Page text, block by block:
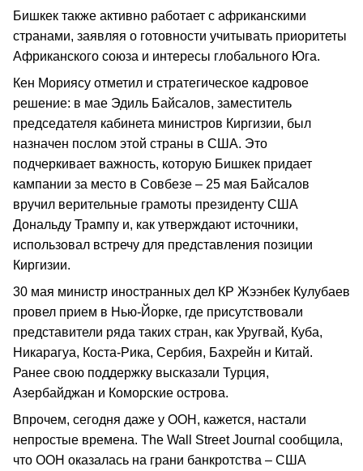
Бишкек также активно работает с африканскими
странами, заявляя о готовности учитывать приоритеты
Африканского союза и интересы глобального Юга.
Кен Мориясу отметил и стратегическое кадровое
решение: в мае Эдиль Байсалов, заместитель
председателя кабинета министров Киргизии, был
назначен послом этой страны в США. Это
подчеркивает важность, которую Бишкек придает
кампании за место в Совбезе – 25 мая Байсалов
вручил верительные грамоты президенту США
Дональду Трампу и, как утверждают источники,
использовал встречу для представления позиции
Киргизии.
30 мая министр иностранных дел КР Жээнбек Кулубаев
провел прием в Нью-Йорке, где присутствовали
представители ряда таких стран, как Уругвай, Куба,
Никарагуа, Коста-Рика, Сербия, Бахрейн и Китай.
Ранее свою поддержку высказали Турция,
Азербайджан и Коморские острова.
Впрочем, сегодня даже у ООН, кажется, настали
непростые времена. The Wall Street Journal сообщила,
что ООН оказалась на грани банкротства – США